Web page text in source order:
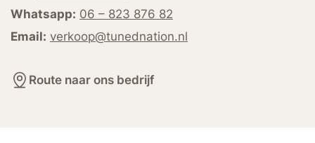
Whatsapp: 06 – 823 876 82
Email: verkoop@tunednation.nl
Route naar ons bedrijf